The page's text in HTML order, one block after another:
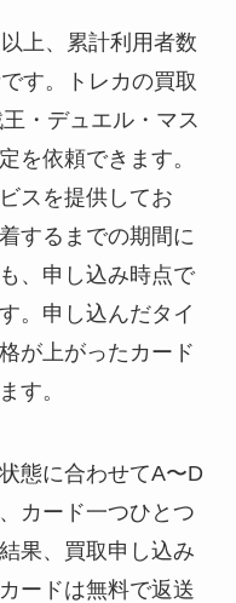
上、累計利用者数
す。トレカの買取
・デュエル・マス
を依頼できます。
スを提供してお
するまでの期間に
、申し込み時点で
。申し込んだタイ
が上がったカード
す。
態に合わせてA〜D
カード一つひとつ
果、買取申し込み
ードは無料で返送